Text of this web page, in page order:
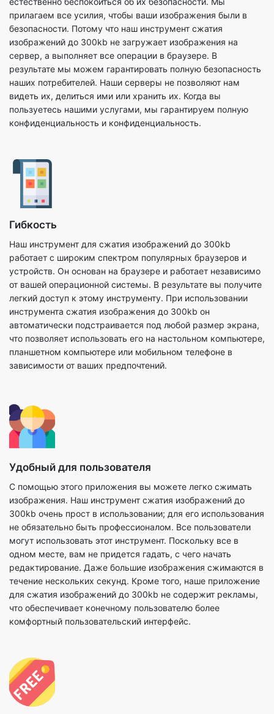
сервер, а выполняет все операции в браузере. В
результате мы можем гарантировать полную безопасность
наших потребителей. Наши серверы не позволяют нам
видеть их, делиться ими или хранить их. Когда вы
пользуетесь нашими услугами, мы гарантируем полную
конфиденциальность и конфиденциальность.
Гибкость
работает с широким спектром популярных браузеров и
устройств. Он основан на браузере и работает независимо
легкий доступ к этому инструменту. При использовании
инструмента сжатия изображения до 300kb он
автоматически подстраивается под любой размер экрана,
что позволяет использовать его на настольном компьютере,
планшетном компьютере или мобильном телефоне в
зависимости от ваших предпочтений.
Удобный для пользователя
С помощью этого приложения вы можете легко сжимать
изображения. Наш инструмент сжатия изображений до
300kb очень прост в использовании; для его использования
могут использовать этот инструмент. Поскольку все в
одном месте, вам не придется гадать, с чего начать
редактирование. Даже большие изображения сжимаются в
течение нескольких секунд. Кроме того, наше приложение
для сжатия изображений до 300kb не содержит рекламы,
что обеспечивает конечному пользователю более
комфортный пользовательский интерфейс.
Бесплатно
Вы можете использовать все наши инструменты бесплатно,
включая инструмент сжатия изображения до 300kb. Вы